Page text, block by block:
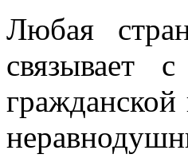
Любая
связывает